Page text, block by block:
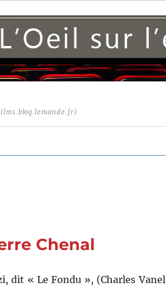
Chenal
dit « Le Fondu », (Charles